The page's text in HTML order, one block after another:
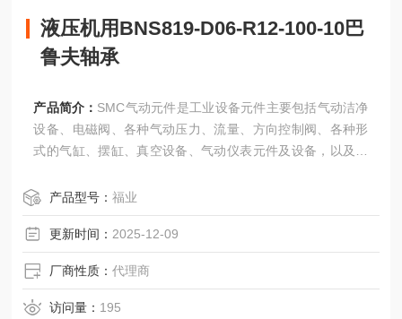
液压机用BNS819-D06-R12-100-10巴
鲁夫轴承
产品简介： SMC气动元件是工业设备元件主要包括气动洁净
设备、电磁阀、各种气动压力、流量、方向控制阀、各种形
式的气缸、摆缸、真空设备、气动仪表元件及设备，以及其
液压机用BNS819-D06-R12-100-10巴鲁夫轴承
产品型号：福业
更新时间： 2025-12-09
厂商性质：代理商
访问量： 195